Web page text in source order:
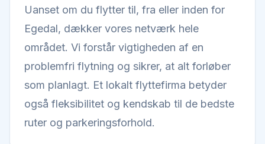
Uanset om du flytter til, fra eller inden for
Egedal, dækker vores netværk hele
området. Vi forstår vigtigheden af en
problemfri flytning og sikrer, at alt forløber
som planlagt. Et lokalt flyttefirma betyder
også fleksibilitet og kendskab til de bedste
ruter og parkeringsforhold.